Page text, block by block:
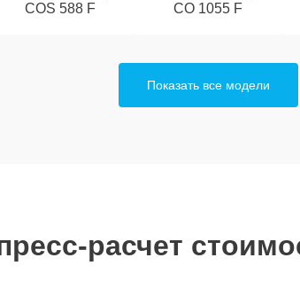
COS 588 F
CO 1055 F
Показать все модели
расчет